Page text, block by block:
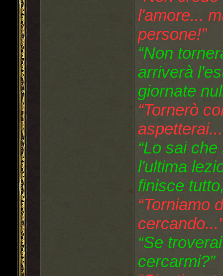
l'amore...
persone!”
“Non
arriverà
giornate
“Tornerò
“Lo sai
l'ultima
finisce
“Torniamo
“Se
cercarmi?”